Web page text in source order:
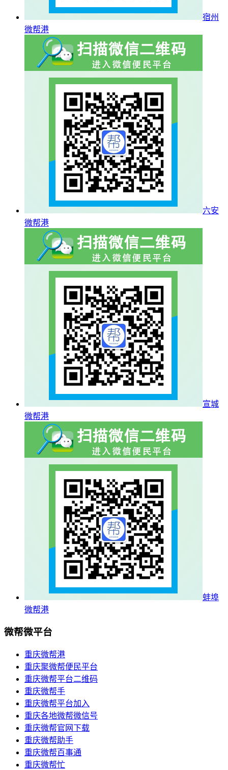
宿州
微帮港
六安
微帮港
宣城
微帮港
蚌埠
微帮港
微帮微平台
重庆微帮港
重庆聚微帮便民平台
重庆微帮平台二维码
重庆微帮手
重庆微帮平台加入
重庆各地微帮微信号
重庆微帮官网下载
重庆微帮助手
重庆微帮百事通
重庆微帮忙